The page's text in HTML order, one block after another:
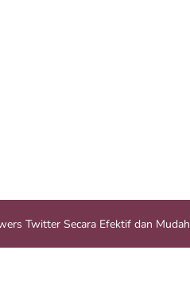
Twitter Secara Efektif dan Mudah